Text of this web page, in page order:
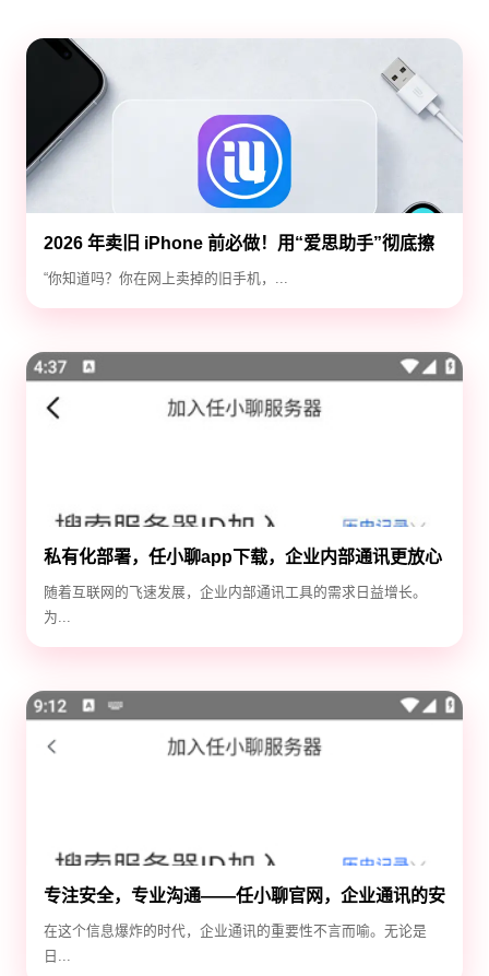
2026 年卖旧 iPhone 前必做！用“爱思助手”彻底擦
除隐私，防止数据泄露
“你知道吗？你在网上卖掉的旧手机，...
私有化部署，任小聊app下载，企业内部通讯更放心
随着互联网的飞速发展，企业内部通讯工具的需求日益增长。
为...
专注安全，专业沟通——任小聊官网，企业通讯的安
全守护神
在这个信息爆炸的时代，企业通讯的重要性不言而喻。无论是
日...